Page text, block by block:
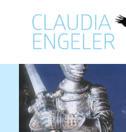
springen